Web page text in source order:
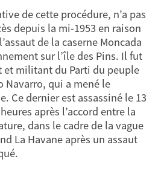
de cette procédure, n’a pas
depuis la mi-1953 en raison
de la caserne Moncada
sur l’île des Pins. Il fut
et militant du Parti du peuple
Navarro, qui a mené le
Ce dernier est assassiné le 13
après l’accord entre la
dans le cadre de la vague
La Havane après un assaut